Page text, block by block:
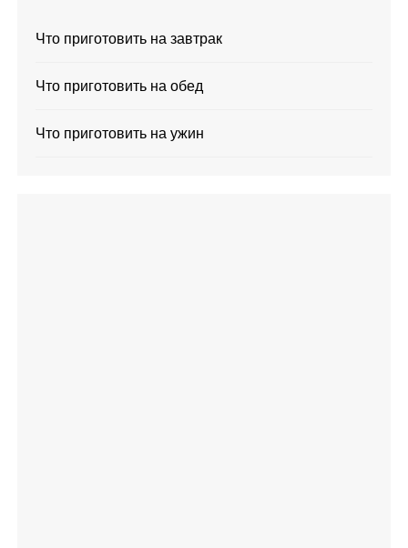
Что приготовить на завтрак
Что приготовить на обед
Что приготовить на ужин